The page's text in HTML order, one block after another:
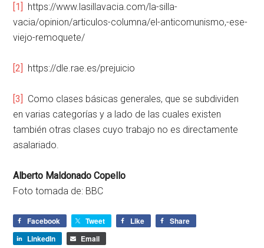
[1] https://www.lasillavacia.com/la-silla-
vacia/opinion/articulos-columna/el-anticomunismo,-ese-
viejo-remoquete/
[2] https://dle.rae.es/prejuicio
[3] Como clases básicas generales, que se subdividen
en varias categorías y a lado de las cuales existen
también otras clases cuyo trabajo no es directamente
asalariado.
Alberto Maldonado Copello
Foto tomada de: BBC
Facebook Tweet Like
Share
LinkedIn
Email